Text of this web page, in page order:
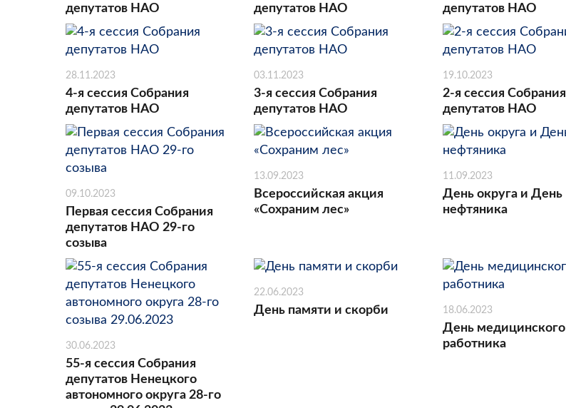
депутатов НАО
депутатов НАО
депутатов НАО
28.11.2023
4-я сессия Собрания
депутатов НАО
03.11.2023
3-я сессия Собрания
депутатов НАО
19.10.2023
2-я сессия Собрания
депутатов НАО
09.10.2023
Первая сессия Собрания
депутатов НАО 29-го
созыва
13.09.2023
Всероссийская акция
«Сохраним лес»
11.09.2023
День округа и День
нефтяника
30.06.2023
55-я сессия Собрания
депутатов Ненецкого
автономного округа 28-го
22.06.2023
День памяти и скорби 18.06.2023
День медицинского
работника